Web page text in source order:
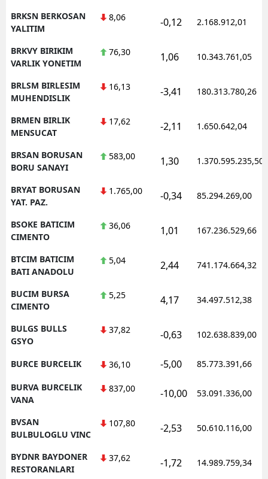
BRKSN BERKOSAN
YALITIM
8,06 -0,12 2.168.912,01
BRKVY BIRIKIM
VARLIK YONETIM
76,30 1,06 10.343.761,05
BRLSM BIRLESIM
MUHENDISLIK
16,13 -3,41 180.313.780,26
BRMEN BIRLIK
MENSUCAT
17,62 -2,11 1.650.642,04
BRSAN BORUSAN
BORU SANAYI
583,00 1,30 1.370.595.235,50
BRYAT BORUSAN
YAT. PAZ.
1.765,00 -0,34 85.294.269,00
BSOKE BATICIM
CIMENTO
36,06 1,01 167.236.529,66
BTCIM BATICIM
BATI ANADOLU
5,04 2,44 741.174.664,32
BUCIM BURSA
CIMENTO
5,25 4,17 34.497.512,38
BULGS BULLS
GSYO
37,82 -0,63 102.638.839,00
BURCE BURCELIK 36,10 -5,00 85.773.391,66
BURVA BURCELIK
VANA
837,00 -10,00 53.091.336,00
BVSAN
BULBULOGLU VINC
107,80 -2,53 50.610.116,00
BYDNR BAYDONER
RESTORANLARI
37,62 -1,72 14.989.759,34